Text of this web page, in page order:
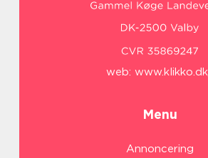
web:
Menu
Annoncering